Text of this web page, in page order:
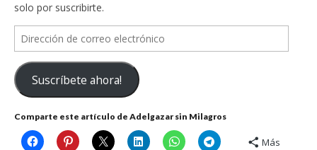
solo por suscribirte.
Dirección
de
correo
electrónico
Suscríbete ahora!
Comparte este artículo de Adelgazar sin Milagros
Más